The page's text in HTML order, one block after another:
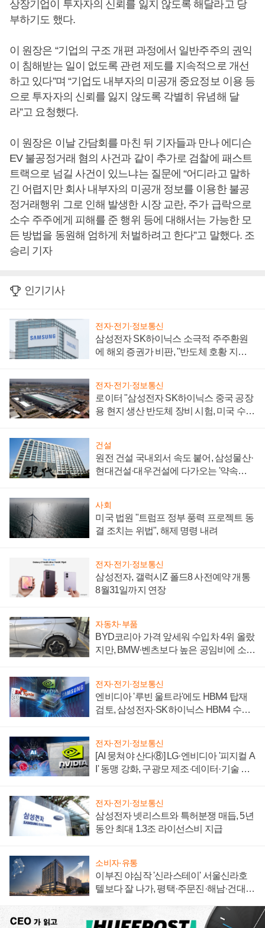
상장기업이 투자자의 신뢰를 잃지 않도록 해달라고 당
부하기도 했다.
이 원장은 “기업의 구조 개편 과정에서 일반주주의 권익
이 침해받는 일이 없도록 관련 제도를 지속적으로 개선
하고 있다”며 “기업도 내부자의 미공개 중요정보 이용 등
으로 투자자의 신뢰를 잃지 않도록 각별히 유념해 달
라”고 요청했다.
이 원장은 이날 간담회를 마친 뒤 기자들과 만나 에디슨
EV 불공정거래 혐의 사건과 같이 추가로 검찰에 패스트
트랙으로 넘길 사건이 있느냐는 질문에 “어디라고 말하
긴 어렵지만 회사 내부자의 미공개 정보를 이용한 불공
정거래행위 그로 인해 발생한 시장 교란, 주가 급락으로
소수 주주에게 피해를 준 행위 등에 대해서는 가능한 모
든 방법을 동원해 엄하게 처벌하려고 한다”고 말했다. 조
승리 기자
인기기사
전자·전기·정보통신
삼성전자 SK하이닉스 소극적 주주환원
에 해외 증권가 비판, "반도체 호황 지속
전자·전기·정보통신
로이터 "삼성전자 SK하이닉스 중국 공장
용 현지 생산 반도체 장비 시험, 미국 수출
건설
원전 건설 국내외서 속도 붙어, 삼성물산·
현대건설·대우건설에 다가오는 '약속의
사회
미국 법원 "트럼프 정부 풍력 프로젝트 동
결 조치는 위법", 해제 명령 내려
전자·전기·정보통신
삼성전자, 갤럭시Z 폴드8 사전예약 개통
8월31일까지 연장
자동차·부품
BYD코리아 가격 앞세워 수입차 4위 올랐
지만, BMW·벤츠보다 높은 공임비에 소비
전자·전기·정보통신
엔비디아 '루빈 울트라'에도 HBM4 탑재
검토, 삼성전자·SK하이닉스 HBM4 수율
전자·전기·정보통신
[AI 뭉쳐야 산다⑧] LG·엔비디아 '피지컬 A
I' 동맹 강화, 구광모 제조·데이터·기술 결
전자·전기·정보통신
삼성전자 넷리스트와 특허분쟁 매듭, 5년
동안 최대 1.3조 라이선스비 지급
소비자·유통
이부진 야심작 '신라스테이' 서울신라호
텔보다 잘 나가, 평택·주문진·해남·건대로